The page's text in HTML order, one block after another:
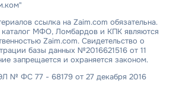
ссылка на Zaim.com обязательна.
МФО, Ломбардов и КПК являются
Zaim.com. Свидетельство о
базы данных №2016621516 от 11
запрещается и охраняется законом.
№ ФС 77 - 68179 от 27 декабря 2016